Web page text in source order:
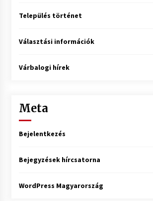
Település történet
Választási információk
Várbalogi hírek
Meta
Bejelentkezés
Bejegyzések hírcsatorna
WordPress Magyarország